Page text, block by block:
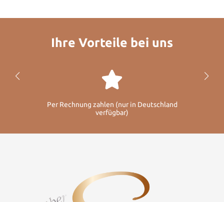
Ihre Vorteile bei uns
Per Rechnung zahlen (nur in Deutschland
verfügbar)